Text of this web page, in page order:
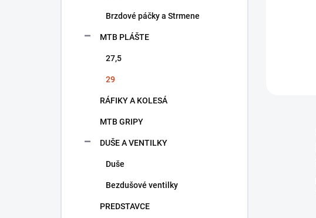
Brzdové páčky a Strmene
MTB PLÁŠTE
27,5
29
RÁFIKY A KOLESÁ
MTB GRIPY
DUŠE A VENTILKY
Duše
Bezdušové ventilky
PREDSTAVCE